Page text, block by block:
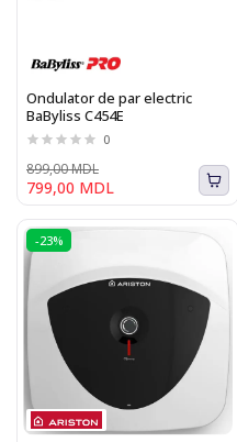
Ondulator de par electric
BaByliss C454E
0
799,00 MDL
899,00 MDL
-23%